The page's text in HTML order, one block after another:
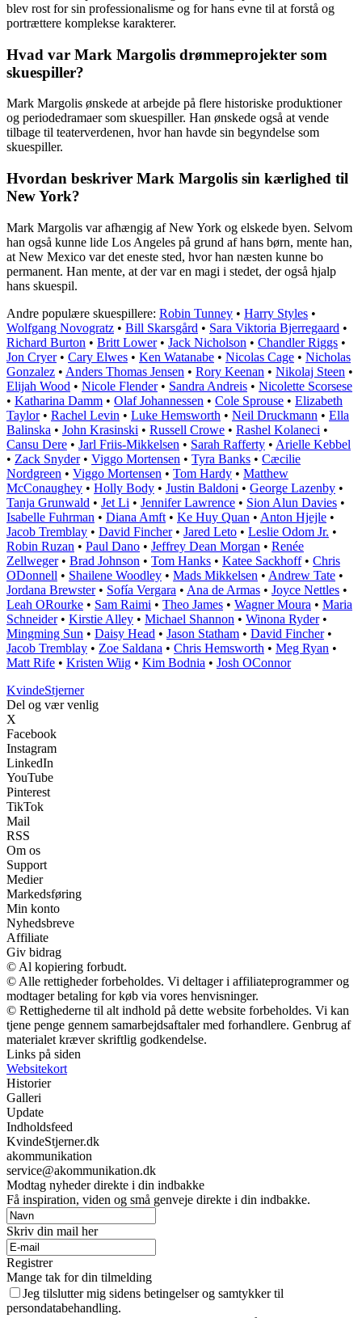
blev rost for sin professionalisme og for hans evne til at forstå og
portrættere komplekse karakterer.
Hvad var Mark Margolis drømmeprojekter som
skuespiller?
Mark Margolis ønskede at arbejde på flere historiske produktioner
og periodedramaer som skuespiller. Han ønskede også at vende
tilbage til teaterverdenen, hvor han havde sin begyndelse som
skuespiller.
Hvordan beskriver Mark Margolis sin kærlighed til
New York?
Mark Margolis var afhængig af New York og elskede byen. Selvom
han også kunne lide Los Angeles på grund af hans børn, mente han,
at New Mexico var det eneste sted, hvor han næsten kunne bo
permanent. Han mente, at der var en magi i stedet, der også hjalp
hans skuespil.
Andre populære skuespillere: Robin Tunney • Harry Styles •
Wolfgang Novogratz • Bill Skarsgård • Sara Viktoria Bjerregaard •
Richard Burton • Britt Lower• Jack Nicholson • Chandler Riggs •
Jon Cryer• Cary Elwes • Ken Watanabe • Nicolas Cage • Nicholas
Gonzalez • Anders Thomas Jensen • Rory Keenan • Nikolaj Steen •
Elijah Wood • Nicole Flender• Sandra Andreis • Nicolette Scorsese
• Katharina Damm • Olaf Johannessen • Cole Sprouse • Elizabeth
Taylor• Rachel Levin • Luke Hemsworth • Neil Druckmann • Ella
Balinska • John Krasinski • Russell Crowe • Rashel Kolaneci •
Cansu Dere • Jarl Friis-Mikkelsen • Sarah Rafferty • Arielle Kebbel
• Zack Snyder• Viggo Mortensen • Tyra Banks • Cæcilie
Nordgreen • Viggo Mortensen • Tom Hardy • Matthew
McConaughey • Holly Body • Justin Baldoni • George Lazenby •
Tanja Grunwald • Jet Li • Jennifer Lawrence • Sion Alun Davies •
Isabelle Fuhrman • Diana Amft • Ke Huy Quan • Anton Hjejle •
Jacob Tremblay • David Fincher• Jared Leto • Leslie Odom Jr. •
Robin Ruzan • Paul Dano • Jeffrey Dean Morgan • Renée
Zellweger• Brad Johnson • Tom Hanks • Katee Sackhoff• Chris
ODonnell • Shailene Woodley • Mads Mikkelsen • Andrew Tate •
Jordana Brewster• Sofía Vergara • Ana de Armas • Joyce Nettles •
Leah ORourke • Sam Raimi • Theo James • Wagner Moura • Maria
Schneider• Kirstie Alley • Michael Shannon • Winona Ryder•
Mingming Sun • Daisy Head • Jason Statham • David Fincher•
Jacob Tremblay • Zoe Saldana • Chris Hemsworth • Meg Ryan •
Matt Rife • Kristen Wiig • Kim Bodnia • Josh OConnor
KvindeStjerner
Del og vær venlig
X
Facebook
Instagram
LinkedIn
YouTube
Pinterest
TikTok
Mail
RSS
Om os
Support
Medier
Markedsføring
Min konto
Nyhedsbreve
Affiliate
Giv bidrag
© Al kopiering forbudt.
© Alle rettigheder forbeholdes. Vi deltager i affiliateprogrammer og
modtager betaling for køb via vores henvisninger.
© Rettighederne til alt indhold på dette website forbeholdes. Vi kan
tjene penge gennem samarbejdsaftaler med forhandlere. Genbrug af
materialet kræver skriftlig godkendelse.
Links på siden
Websitekort
Historier
Galleri
Update
Indholdsfeed
KvindeStjerner.dk
akommunikation
service@akommunikation.dk
Modtag nyheder direkte i din indbakke
Få inspiration, viden og små genveje direkte i din indbakke.
Skriv din mail her
Registrer
Mange tak for din tilmelding
Jeg tilslutter mig sidens betingelser og samtykker til
persondatabehandling.